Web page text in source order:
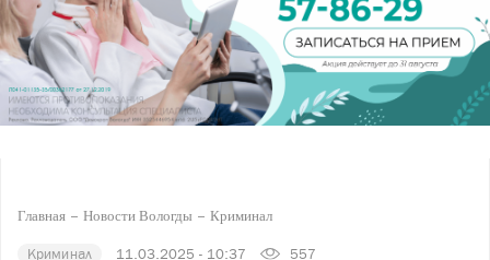
Главная Новости Вологды Криминал
Криминал 11.03.2025 - 10:37 557